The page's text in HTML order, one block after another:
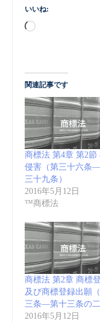
いいね:
Loading…
関連記事です
商標法 第4章 第2節
侵害（第三十六条
三十九条）
2016年5月12日
™商標法
商標法 第2章 商標
及び商標登録出願
三条―第十三条の二
2016年5月12日